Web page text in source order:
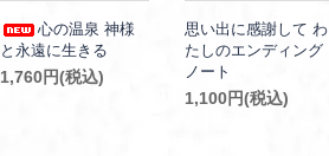
心の温泉 神様
と永遠に生きる
1,760円(税込)
思い出に感謝して わ
たしのエンディング
ノート
1,100円(税込)